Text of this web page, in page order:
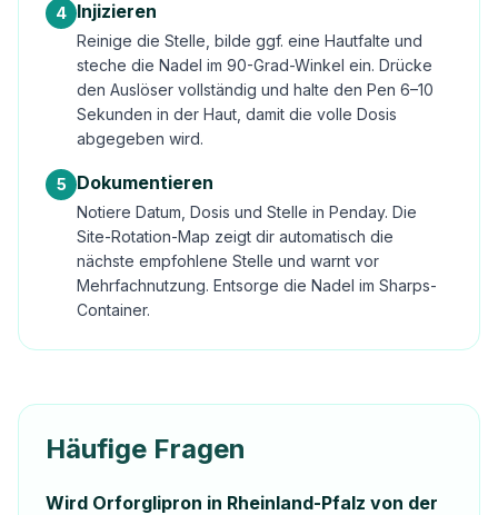
4 Injizieren
Reinige die Stelle, bilde ggf. eine Hautfalte und
steche die Nadel im 90-Grad-Winkel ein. Drücke
den Auslöser vollständig und halte den Pen 6–10
Sekunden in der Haut, damit die volle Dosis
abgegeben wird.
5 Dokumentieren
Notiere Datum, Dosis und Stelle in Penday. Die
Site-Rotation-Map zeigt dir automatisch die
nächste empfohlene Stelle und warnt vor
Mehrfachnutzung. Entsorge die Nadel im Sharps-
Container.
Häufige Fragen
Wird Orforglipron in Rheinland-Pfalz von der